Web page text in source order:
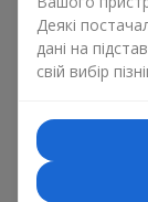
обмаль, у нас є
можете набір
корзина з
смачним чаєм
Деякі
дані на
свій вибір